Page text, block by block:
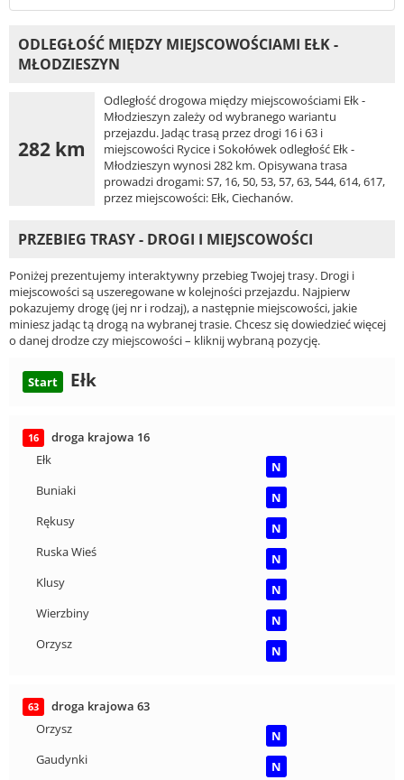
ODLEGŁOŚĆ MIĘDZY MIEJSCOWOŚCIAMI EŁK -
MŁODZIESZYN
282 km
Odległość drogowa między miejscowościami Ełk -
Młodzieszyn zależy od wybranego wariantu
przejazdu. Jadąc trasą przez drogi 16 i 63 i
miejscowości Rycice i Sokołówek odległość Ełk -
Młodzieszyn wynosi 282 km. Opisywana trasa
prowadzi drogami: S7, 16, 50, 53, 57, 63, 544, 614, 617,
przez miejscowości: Ełk, Ciechanów.
PRZEBIEG TRASY - DROGI I MIEJSCOWOŚCI
Poniżej prezentujemy interaktywny przebieg Twojej trasy. Drogi i
miejscowości są uszeregowane w kolejności przejazdu. Najpierw
pokazujemy drogę (jej nr i rodzaj), a następnie miejscowości, jakie
miniesz jadąc tą drogą na wybranej trasie. Chcesz się dowiedzieć więcej
o danej drodze czy miejscowości – kliknij wybraną pozycję.
Start Ełk
16
droga krajowa 16
Ełk
N
Buniaki
N
Rękusy
N
Ruska Wieś
N
Klusy
N
Wierzbiny
N
Orzysz
N
63
droga krajowa 63
Orzysz
N
Gaudynki
N